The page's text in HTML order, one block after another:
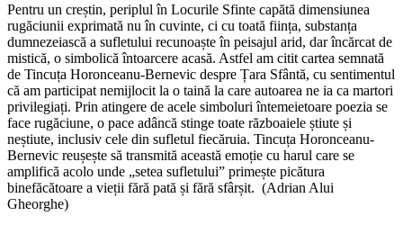
Pentru un creștin, periplul în Locurile Sfinte capătă dimensiunea
rugăciunii exprimată nu în cuvinte, ci cu toată ființa, substanța
dumnezeiască a sufletului recunoaște în peisajul arid, dar încărcat de
mistică, o simbolică întoarcere acasă. Astfel am citit cartea semnată
de Tincuța Horonceanu-Bernevic despre Țara Sfântă, cu sentimentul
că am participat nemijlocit la o taină la care autoarea ne ia ca martori
privilegiați. Prin atingere de acele simboluri întemeietoare poezia se
face rugăciune, o pace adâncă stinge toate războaiele știute și
neștiute, inclusiv cele din sufletul fiecăruia. Tincuța Horonceanu-
Bernevic reușește să transmită această emoție cu harul care se
amplifică acolo unde „setea sufletului” primește picătura
binefăcătoare a vieții fără pată și fără sfârșit. (Adrian Alui
Gheorghe)